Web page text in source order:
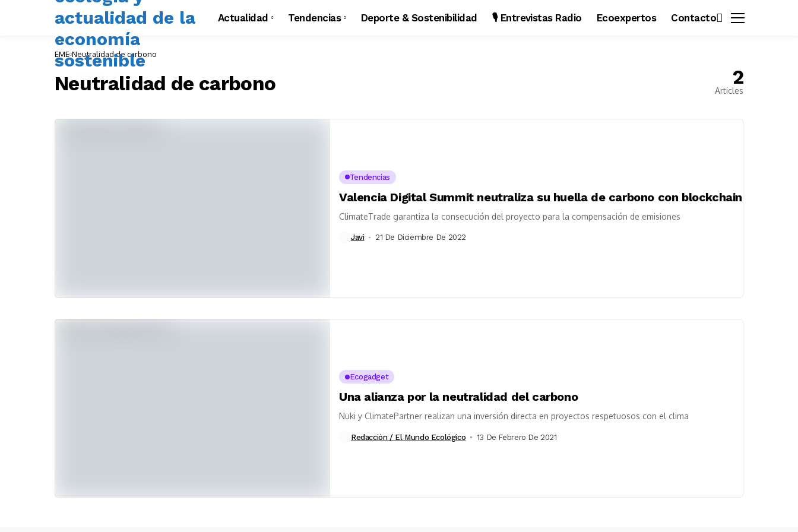
Actualidad Tendencias Deporte & Sostenibilidad 🎙️ Entrevistas Radio Ecoexpertos Contacto
EME Neutralidad de carbono
Neutralidad de carbono 2
Articles
Tendencias
Valencia Digital Summit neutraliza su huella de carbono con blockchain
ClimateTrade garantiza la consecución del proyecto para la compensación de emisiones
Javi 21 De Diciembre De 2022
Ecogadget
Una alianza por la neutralidad del carbono
Nuki y ClimatePartner realizan una inversión directa en proyectos respetuosos con el clima
Redacción / El Mundo Ecológico 13 De Febrero De 2021